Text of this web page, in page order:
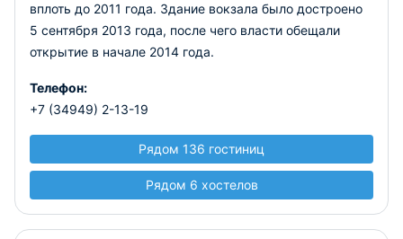
вплоть до 2011 года. Здание вокзала было достроено
5 сентября 2013 года, после чего власти обещали
открытие в начале 2014 года.
Телефон:
+7 (34949) 2-13-19
Рядом 136 гостиниц
Рядом 6 хостелов